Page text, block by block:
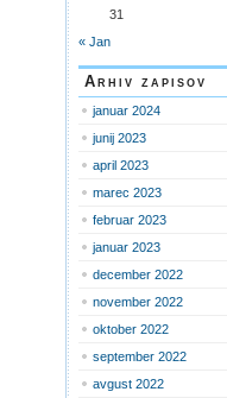
31
« Jan
Arhiv zapisov
januar 2024
junij 2023
april 2023
marec 2023
februar 2023
januar 2023
december 2022
november 2022
oktober 2022
september 2022
avgust 2022